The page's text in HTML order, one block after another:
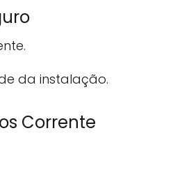
da instalação.
Corrente